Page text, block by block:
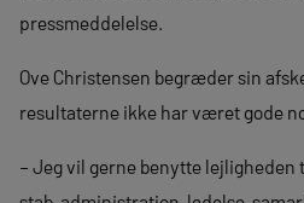
pressmeddelelse.
Ove Christensen begræder sin
resultaterne ikke har været gode
– Jeg vil gerne benytte lejligheden